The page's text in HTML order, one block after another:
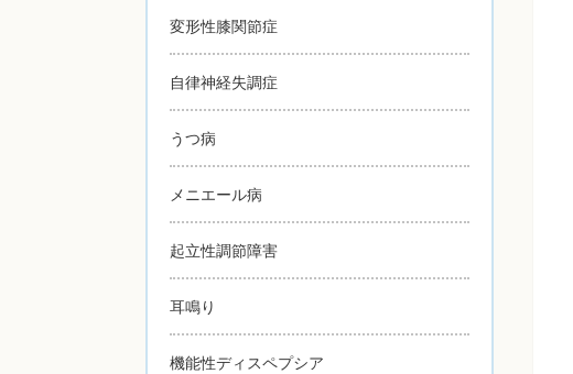
変形性膝関節症
自律神経失調症
うつ病
メニエール病
起立性調節障害
耳鳴り
機能性ディスペプシア